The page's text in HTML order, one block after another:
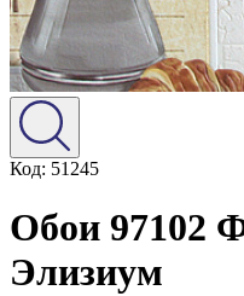
Код: 51245
Обои 97102
Элизиум